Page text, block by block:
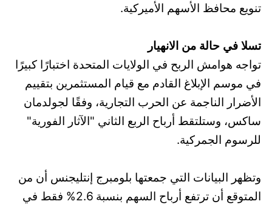
تنويع محافظ الأسهم الأميركية.
تسلا في حالة من الانهيار
تواجه هوامش الربح في الولايات المتحدة اختبارًا كبيرًا
في موسم الإبلاغ القادم مع قيام المستثمرين بتقييم
الأضرار الناجمة عن الحرب التجارية، وفقًا لجولدمان
ساكس، وستلتقط أرباح الربع الثاني "الآثار الفورية"
للرسوم الجمركية.
وتظهر البيانات التي جمعتها بلومبرج إنتليجنس أن من
المتوقع أن ترتفع أرباح السهم بنسبة 2.6% فقط في